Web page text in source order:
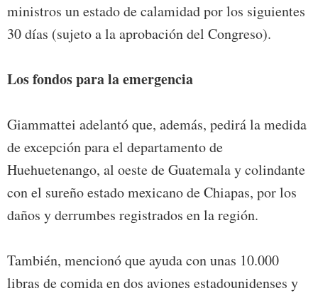
ministros un estado de calamidad por los siguientes
30 días (sujeto a la aprobación del Congreso).
Los fondos para la emergencia
Giammattei adelantó que, además, pedirá la medida
de excepción para el departamento de
Huehuetenango, al oeste de Guatemala y colindante
con el sureño estado mexicano de Chiapas, por los
daños y derrumbes registrados en la región.
También, mencionó que ayuda con unas 10.000
libras de comida en dos aviones estadounidenses y